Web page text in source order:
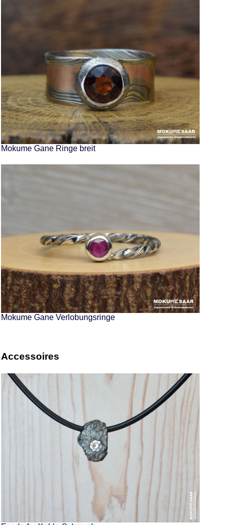
Mokume Gane Ringe breit
Mokume Gane Verlobungsringe
Accessoires